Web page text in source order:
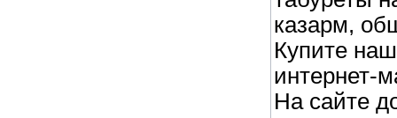
казарм,
Купите
интернет-
На сайте